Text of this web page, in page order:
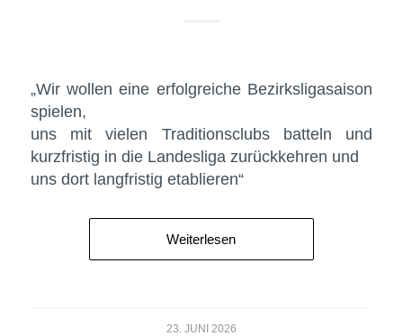
„Wir wollen eine erfolgreiche Bezirksligasaison
spielen,
uns mit vielen Traditionsclubs batteln und
kurzfristig in die Landesliga zurückkehren und
uns dort langfristig etablieren“
Weiterlesen
23. JUNI 2026